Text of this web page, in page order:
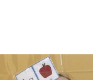
コース案内